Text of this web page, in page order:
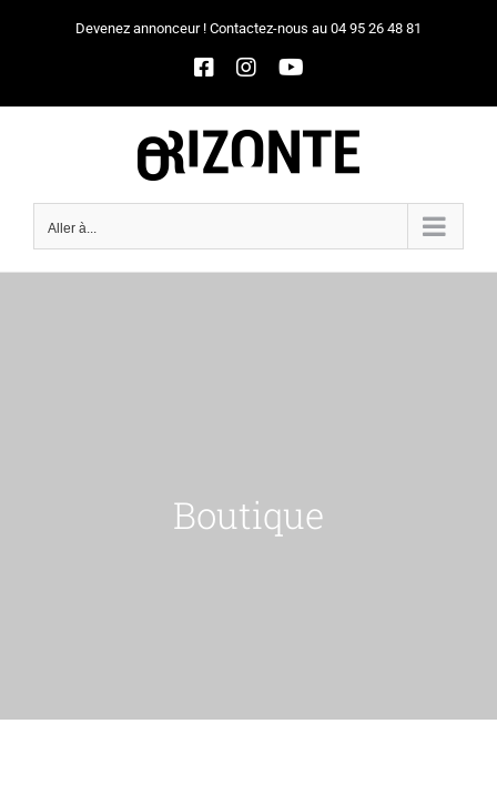
Devenez annonceur ! Contactez-nous au 04 95 26 48 81
Facebook
InstagramYouTube
Aller à...
Boutique